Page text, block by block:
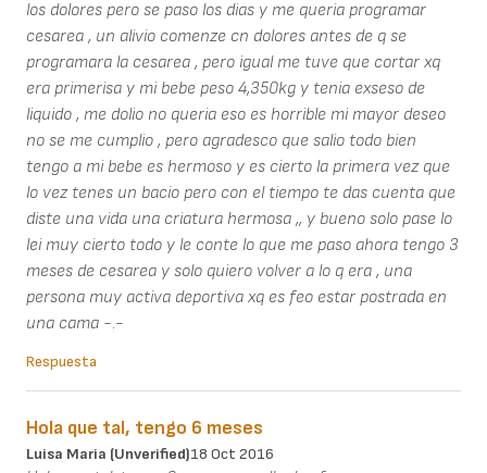
los dolores pero se paso los dias y me queria programar
cesarea , un alivio comenze cn dolores antes de q se
programara la cesarea , pero igual me tuve que cortar xq
era primerisa y mi bebe peso 4,350kg y tenia exseso de
liquido , me dolio no queria eso es horrible mi mayor deseo
no se me cumplio , pero agradesco que salio todo bien
tengo a mi bebe es hermoso y es cierto la primera vez que
lo vez tenes un bacio pero con el tiempo te das cuenta que
diste una vida una criatura hermosa ,, y bueno solo pase lo
lei muy cierto todo y le conte lo que me paso ahora tengo 3
meses de cesarea y solo quiero volver a lo q era , una
persona muy activa deportiva xq es feo estar postrada en
una cama -.-
Respuesta
Hola que tal, tengo 6 meses
Luisa Maria (unverified)18 Oct 2016